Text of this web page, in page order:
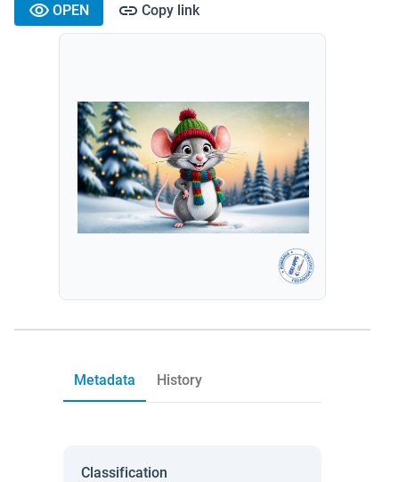
OPEN Copy link
Metadata History
Classification